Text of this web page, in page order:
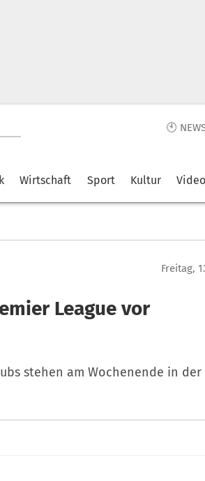
🕙
Wirtschaft Sport Kultur
Freitag,
League vor
stehen am Wochenende in der